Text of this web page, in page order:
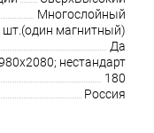
Многослойный
шт.(один магнитный)
Да
нестандарт
180
Россия